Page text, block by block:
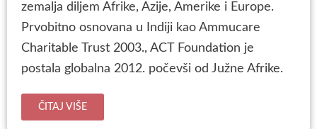
zemalja diljem Afrike, Azije, Amerike i Europe.
Prvobitno osnovana u Indiji kao Ammucare
Charitable Trust 2003., ACT Foundation je
postala globalna 2012. počevši od Južne Afrike.
ČITAJ VIŠE